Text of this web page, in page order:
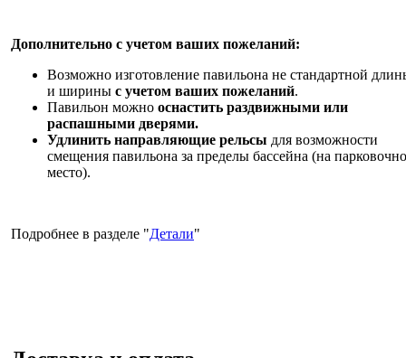
Дополнительно с учетом ваших пожеланий:
Возможно изготовление павильона не стандартной
и ширины с учетом ваших пожеланий.
Павильон можно оснастить раздвижными или
распашными дверями.
Удлинить направляющие рельсы для возможности
смещения павильона за пределы бассейна (на
место).
Подробнее в разделе "Детали"